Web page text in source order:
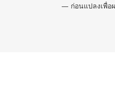
— ก่อนแปลงเพื่อ